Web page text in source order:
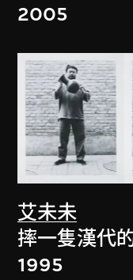
2005
艾未未
摔一隻漢代
1995